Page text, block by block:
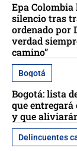
Epa
silencio tras
ordenado por
verdad
camino”
Bogotá
Bogotá: lista
que
y que
Delincuentes